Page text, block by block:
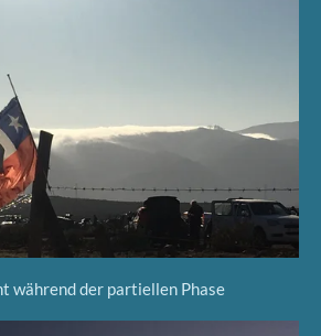
während der partiellen Phase